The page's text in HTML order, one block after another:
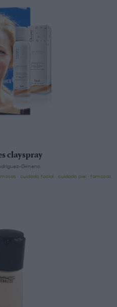
clayspray
Gimeno
cuidado facial· cuidado piel· famosas